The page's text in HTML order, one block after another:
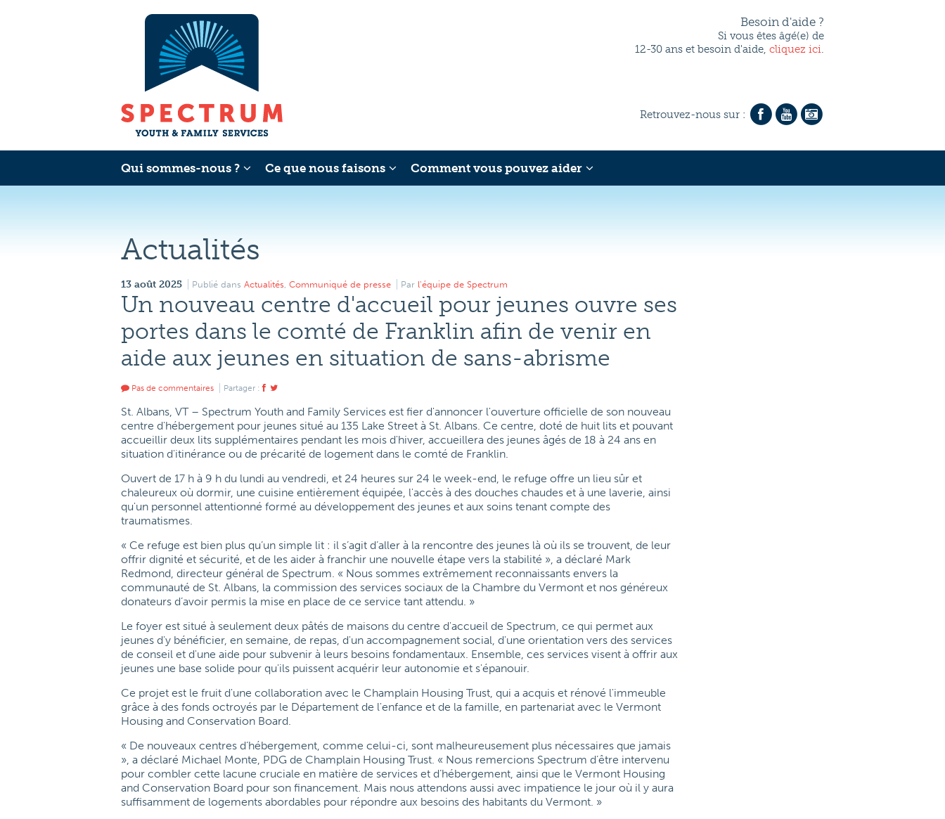
Besoin d'aide ?
Si vous êtes âgé(e) de
12-30 ans et besoin d'aide, cliquez ici.
Retrouvez-nous sur :
Qui sommes-nous ? Ce que nous faisons Comment vous pouvez aider
Actualités
13 août 2025 Publié dans Actualités, Communiqué de presse Par l'équipe de Spectrum
Un nouveau centre d'accueil pour jeunes ouvre ses
portes dans le comté de Franklin afin de venir en
aide aux jeunes en situation de sans-abrisme
Pas de commentaires Partager :
St. Albans, VT – Spectrum Youth and Family Services est fier d'annoncer l'ouverture officielle de son nouveau
centre d'hébergement pour jeunes situé au 135 Lake Street à St. Albans. Ce centre, doté de huit lits et pouvant
accueillir deux lits supplémentaires pendant les mois d'hiver, accueillera des jeunes âgés de 18 à 24 ans en
situation d'itinérance ou de précarité de logement dans le comté de Franklin.
Ouvert de 17 h à 9 h du lundi au vendredi, et 24 heures sur 24 le week-end, le refuge offre un lieu sûr et
chaleureux où dormir, une cuisine entièrement équipée, l'accès à des douches chaudes et à une laverie, ainsi
qu'un personnel attentionné formé au développement des jeunes et aux soins tenant compte des
traumatismes.
« Ce refuge est bien plus qu’un simple lit : il s’agit d’aller à la rencontre des jeunes là où ils se trouvent, de leur
offrir dignité et sécurité, et de les aider à franchir une nouvelle étape vers la stabilité », a déclaré Mark
Redmond, directeur général de Spectrum. « Nous sommes extrêmement reconnaissants envers la
communauté de St. Albans, la commission des services sociaux de la Chambre du Vermont et nos généreux
donateurs d’avoir permis la mise en place de ce service tant attendu. »
Le foyer est situé à seulement deux pâtés de maisons du centre d'accueil de Spectrum, ce qui permet aux
jeunes d'y bénéficier, en semaine, de repas, d'un accompagnement social, d'une orientation vers des services
de conseil et d'une aide pour subvenir à leurs besoins fondamentaux. Ensemble, ces services visent à offrir aux
jeunes une base solide pour qu'ils puissent acquérir leur autonomie et s'épanouir.
Ce projet est le fruit d'une collaboration avec le Champlain Housing Trust, qui a acquis et rénové l'immeuble
grâce à des fonds octroyés par le Département de l'enfance et de la famille, en partenariat avec le Vermont
Housing and Conservation Board.
« De nouveaux centres d’hébergement, comme celui-ci, sont malheureusement plus nécessaires que jamais
», a déclaré Michael Monte, PDG de Champlain Housing Trust. « Nous remercions Spectrum d’être intervenu
pour combler cette lacune cruciale en matière de services et d’hébergement, ainsi que le Vermont Housing
and Conservation Board pour son financement. Mais nous attendons aussi avec impatience le jour où il y aura
suffisamment de logements abordables pour répondre aux besoins des habitants du Vermont. »